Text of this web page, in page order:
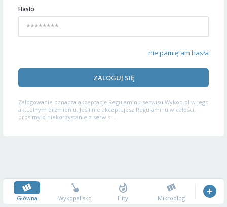
Hasło
nie pamiętam hasła
ZALOGUJ SIĘ
Zalogowanie oznacza akceptację Regulaminu serwisu Wykop.pl w jego
aktualnym brzmieniu. Jeśli nie akceptujesz Regulaminu w całości,
prosimy o niekorzystanie z serwisu.
Główna Wykopalisko Hity Mikroblog